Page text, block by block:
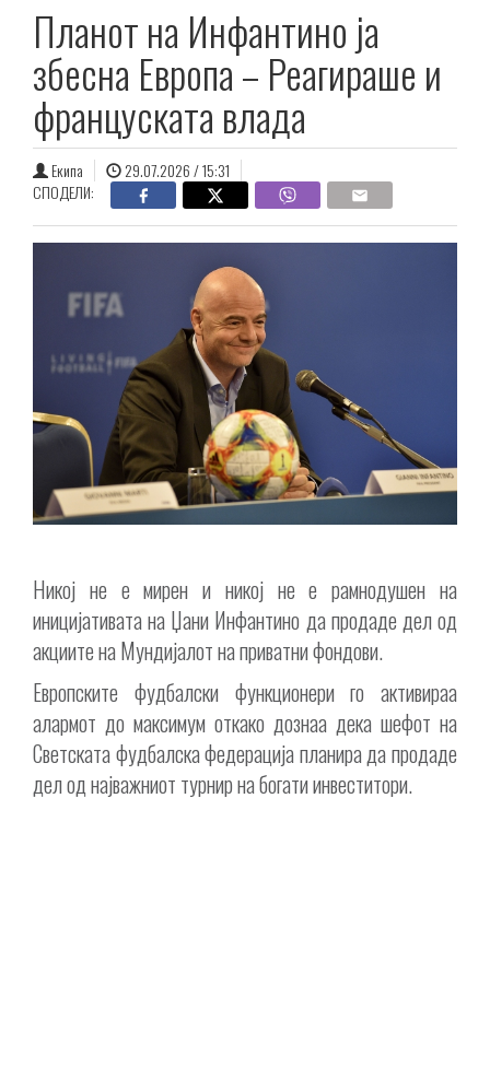
Планот на Инфантино ја
збесна Европа – Реагираше и
француската влада
Екипа
29.07.2026 / 15:31
СПОДЕЛИ:
Никој не е мирен и никој не е рамнодушен на
иницијативата на Џани Инфантино да продаде дел од
акциите на Мундијалот на приватни фондови.
Европските фудбалски функционери го активираа
алармот до максимум откако дознаа дека шефот на
Светската фудбалска федерација планира да продаде
дел од најважниот турнир на богати инвеститори.